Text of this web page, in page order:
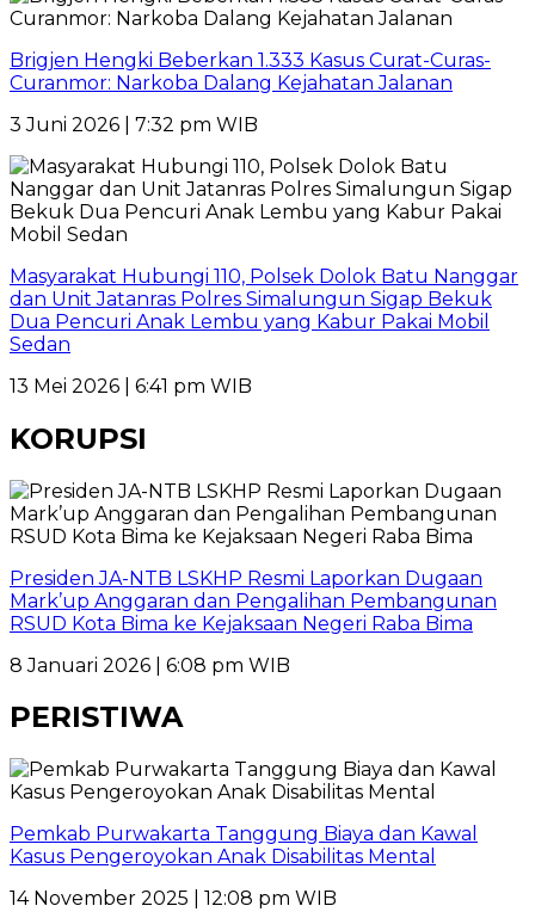
Brigjen Hengki Beberkan 1.333 Kasus Curat-Curas-
Curanmor: Narkoba Dalang Kejahatan Jalanan
3 Juni 2026 | 7:32 pm WIB
Masyarakat Hubungi 110, Polsek Dolok Batu Nanggar
dan Unit Jatanras Polres Simalungun Sigap Bekuk
Dua Pencuri Anak Lembu yang Kabur Pakai Mobil
Sedan
13 Mei 2026 | 6:41 pm WIB
KORUPSI
Presiden JA-NTB LSKHP Resmi Laporkan Dugaan
Mark’up Anggaran dan Pengalihan Pembangunan
RSUD Kota Bima ke Kejaksaan Negeri Raba Bima
8 Januari 2026 | 6:08 pm WIB
PERISTIWA
Pemkab Purwakarta Tanggung Biaya dan Kawal
Kasus Pengeroyokan Anak Disabilitas Mental
14 November 2025 | 12:08 pm WIB